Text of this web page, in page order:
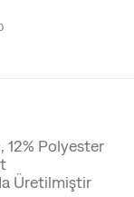
12% Polyester
Üretilmiştir